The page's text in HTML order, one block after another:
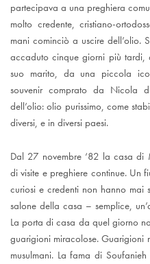
partecipava a una preghiera
molto credente, cristiano-
mani cominciò a uscire dell’olio.
accaduto cinque giorni più
suo marito, da una piccola
souvenir comprato da Nicola
dell’olio: olio purissimo, come
diversi, e in diversi paesi.
Dal 27 novembre ‘82 la casa di
di visite e preghiere continue. Un
curiosi e credenti non hanno mai
salone della casa – semplice,
La porta di casa da quel giorno
guarigioni miracolose. Guarigioni
musulmani. La fama di